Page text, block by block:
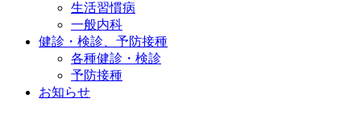
生活習慣病
一般内科
健診・検診、予防接種
各種健診・検診
予防接種
お知らせ